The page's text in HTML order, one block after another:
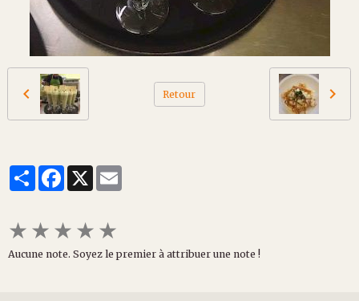
Retour
PartagerFacebook
X
★★★★★
Aucune note. Soyez le premier à attribuer une note !